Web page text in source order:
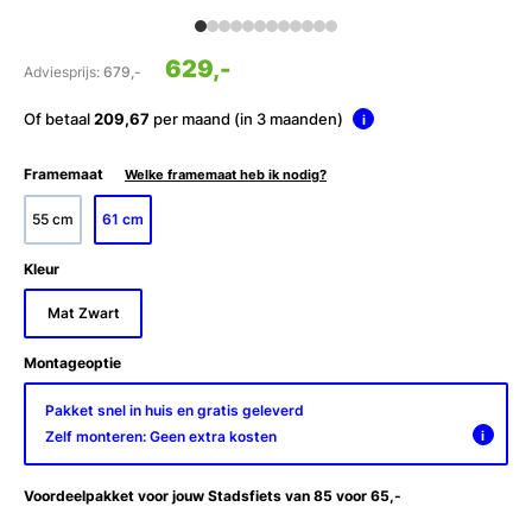
Adviesprijs: 679,- 629,-
Of betaal209,67 per maand (in 3 maanden) i
Framemaat Welke framemaat heb ik nodig?
55 cm 61 cm
Kleur
Mat Zwart
Montageoptie
Pakket snel in huis en gratis geleverd
Zelf monteren: Geen extra kosten
i
Voordeelpakket voor jouw Stadsfiets van 85 voor 65,-